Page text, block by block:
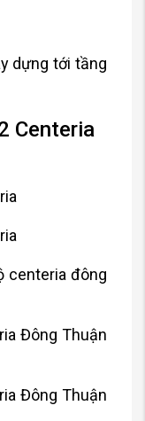
dựng tới tầng